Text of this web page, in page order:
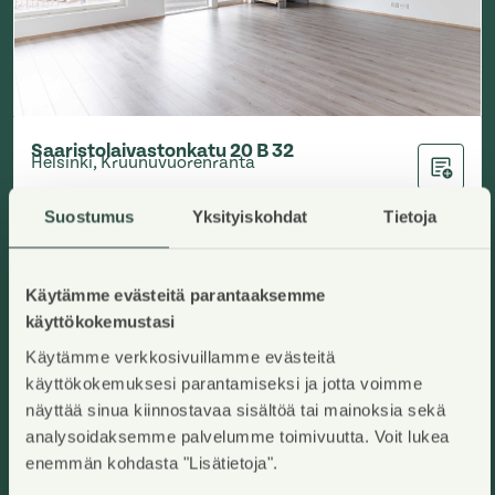
Suostumus Yksityiskohdat Tietoja
Käytämme evästeitä parantaaksemme
käyttökokemustasi
Käytämme verkkosivuillamme evästeitä
käyttökokemuksesi parantamiseksi ja jotta voimme
näyttää sinua kiinnostavaa sisältöä tai mainoksia sekä
analysoidaksemme palvelumme toimivuutta. Voit lukea
enemmän kohdasta "Lisätietoja".
Saaristolaivastonkatu 20 B 32
Helsinki, Kruunuvuorenranta
Lisää
Asumisoikeuskoti
Käyttövastike/kk:
Asumisoikeusmaksu
Hinnat ovat toistaiseksi arvioita.
Heti vapaa
Uudiskohde
Näyttö: 12.8.2026, klo 14.00–16.00